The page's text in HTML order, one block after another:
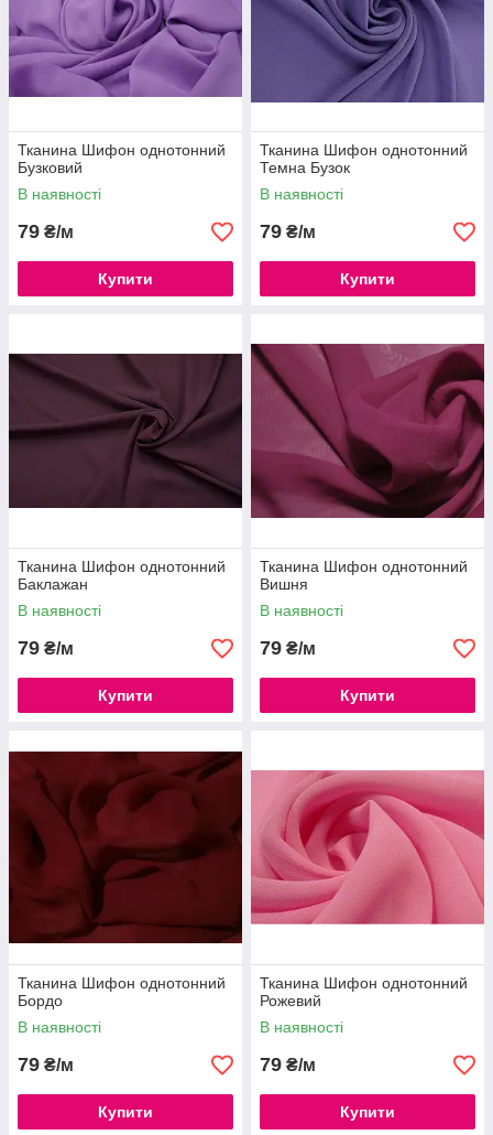
Тканина Шифон однотонний
Бузковий
В наявності
79 ₴/м
Купити
Тканина Шифон однотонний
Темна Бузок
В наявності
79 ₴/м
Купити
Тканина Шифон однотонний
Баклажан
В наявності
79 ₴/м
Купити
Тканина Шифон однотонний
Вишня
В наявності
79 ₴/м
Купити
Тканина Шифон однотонний
Бордо
В наявності
79 ₴/м
Купити
Тканина Шифон однотонний
Рожевий
В наявності
79 ₴/м
Купити